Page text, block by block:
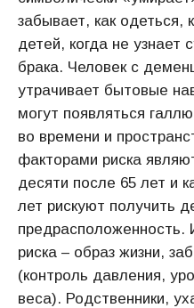
забывает, как одеться,
детей, когда не узнает
брака. Человек с
утрачивает бытовые
могут появляться
во времени и
факторами риска
десяти после 65 лет и
лет рискуют получить
риска – образ жизни,
(контроль давления,
веса). Родственники,